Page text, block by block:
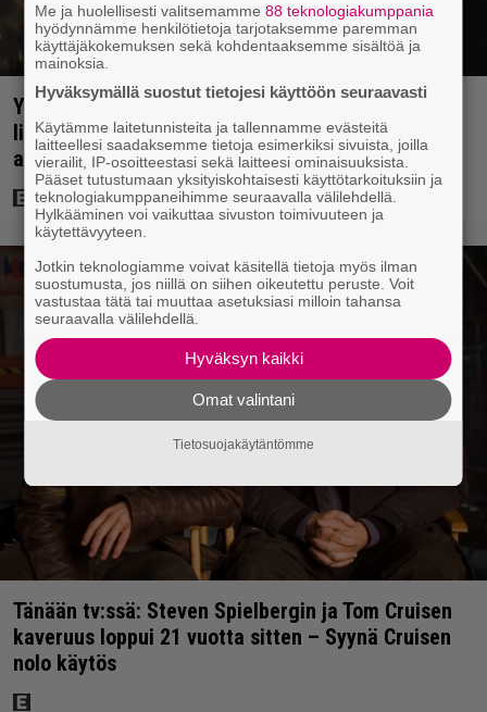
Yöllä tv:ssä: Sotaelokuvan näyttelijät kasvattivat
lihakset nopeasti erikoisella kikalla – IMDb-
arvosana on 7,6
Tänään tv:ssä: Steven Spielbergin ja Tom Cruisen
kaveruus loppui 21 vuotta sitten – Syynä Cruisen
nolo käytös
Me ja huolellisesti valitsemamme88 teknologiakumppania
hyödynnämme henkilötietoja tarjotaksemme paremman
käyttäjäkokemuksen sekä kohdentaaksemme sisältöä ja
mainoksia.
Hyväksymällä suostut tietojesi käyttöön seuraavasti
Käytämme laitetunnisteita ja tallennamme evästeitä
laitteellesi saadaksemme tietoja esimerkiksi sivuista, joilla
vierailit, IP-osoitteestasi sekä laitteesi ominaisuuksista.
Pääset tutustumaan yksityiskohtaisesti käyttötarkoituksiin ja
teknologiakumppaneihimme seuraavalla välilehdellä.
Hylkääminen voi vaikuttaa sivuston toimivuuteen ja
käytettävyyteen.
Jotkin teknologiamme voivat käsitellä tietoja myös ilman
suostumusta, jos niillä on siihen oikeutettu peruste. Voit
vastustaa tätä tai muuttaa asetuksiasi milloin tahansa
seuraavalla välilehdellä.
Hyväksyn kaikki
Omat valintani
Tietosuojakäytäntömme